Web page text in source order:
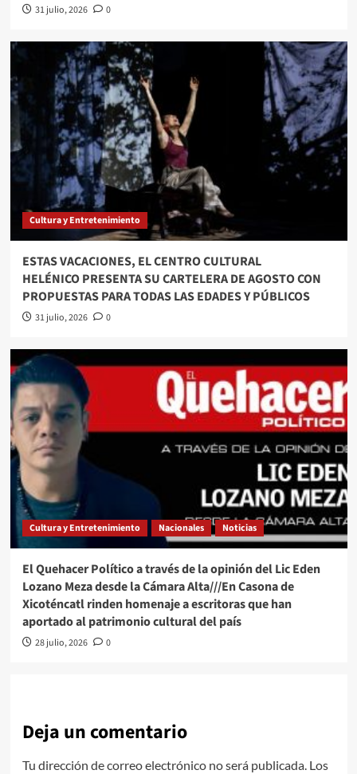
31 julio, 2026 0
Cultura y Entretenimiento
ESTAS VACACIONES, EL CENTRO CULTURAL
HELÉNICO PRESENTA SU CARTELERA DE AGOSTO CON
PROPUESTAS PARA TODAS LAS EDADES Y PÚBLICOS
31 julio, 2026 0
Cultura y Entretenimiento Nacionales Noticias
El Quehacer Político a través de la opinión del Lic Eden
Lozano Meza desde la Cámara Alta///En Casona de
Xicoténcatl rinden homenaje a escritoras que han
aportado al patrimonio cultural del país
28 julio, 2026 0
Deja un comentario
Tu dirección de correo electrónico no será publicada. Los